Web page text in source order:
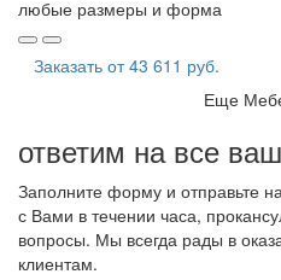
любые размеры и форма
Заказать от43 611 руб.
Еще
ответим на все
Заполните форму и отправьте
с Вами в течении часа,
вопросы. Мы всегда рады в
клиентам.